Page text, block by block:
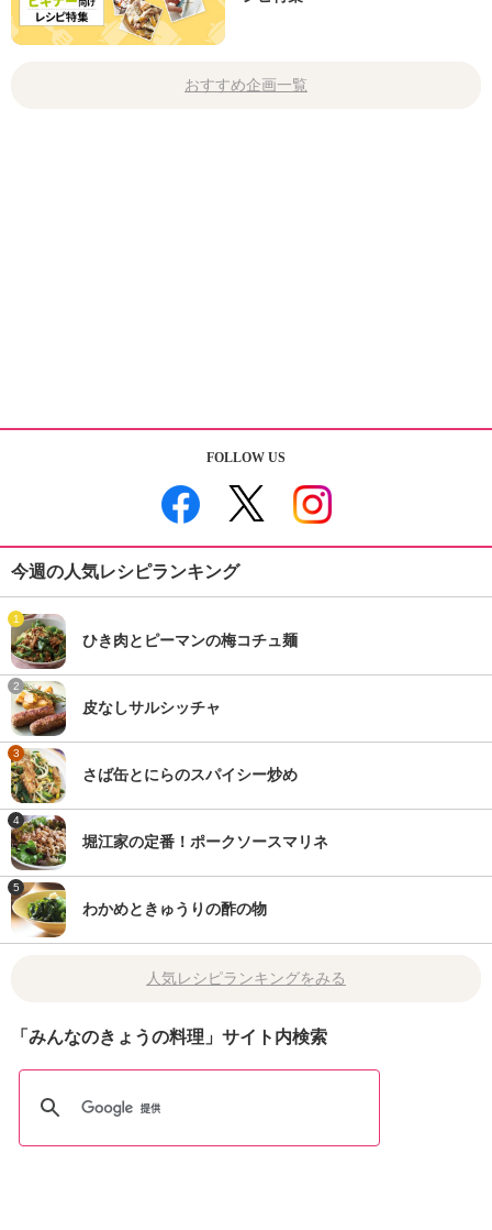
おすすめ企画一覧
FOLLOW US
今週の人気レシピランキング
1
ひき肉とピーマンの梅コチュ麺
2
皮なしサルシッチャ
3
さば缶とにらのスパイシー炒め
4
堀江家の定番！ポークソースマリネ
5
わかめときゅうりの酢の物
人気レシピランキングをみる
「みんなのきょうの料理」サイト内検索